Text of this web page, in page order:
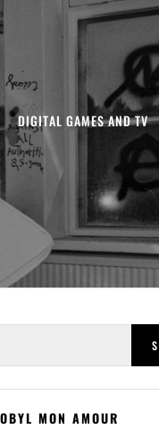
DIGITAL GAMES AND TV
MON AMOUR